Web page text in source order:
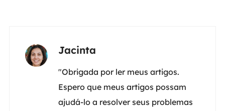
Jacinta
"Obrigada por ler meus artigos.
Espero que meus artigos possam
ajudá-lo a resolver seus problemas